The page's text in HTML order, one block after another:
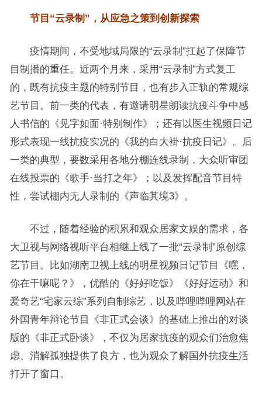
节目“云录制”，从应急之策到创新探索
疫情期间，不受地域局限的“云录制”扛起了保障节
目制播的重任。近两个月来，采用“云录制”方式复工
的，既有抗疫主题的特别节目，也有步入正轨的常规综
艺节目。前一类的代表，有邀请明星朗读抗疫斗争中感
人书信的《见字如面·特别制作》；还有以医生视频日记
形式表现一线抗疫实况的《我的白大褂·抗疫日记》。后
一类的典型，要数采用各地分棚连线录制，大众听审团
在线投票的《歌手·当打之年》；以及发挥配音节目特
性，尝试棚内无人录制的《声临其境3》。
不过，随着经验的积累和观众居家文娱的需求，各
大卫视与网络视听平台相继上线了一批“云录制”原创综
艺节目。比如湖南卫视上线的明星视频日记节目《嘿，
你在干嘛呢？》，优酷的《好好吃饭》《好好运动》和
爱奇艺“宅家云综”系列自制综艺，以及哔哩哔哩网站在
外国青年辩论节目《非正式会谈》的基础上推出的对谈
版的《非正式卧谈》，不仅为居家抗疫的观众们治愈焦
虑、消解孤独提供了良方，也为观众了解国外抗疫生活
打开了窗口。